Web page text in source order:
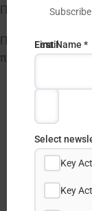
Προτάσεων για
Πιο κάτω
πρόσβαση στη
Email
First
Last Name *
Select
Key
Key